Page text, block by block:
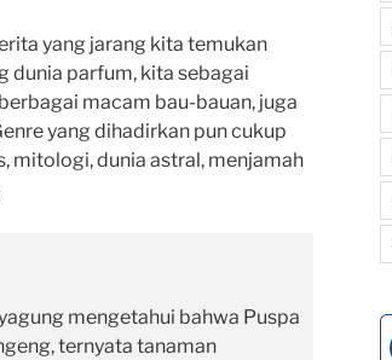
yang jarang kita temukan
dunia parfum, kita sebagai
macam bau-bauan, juga
yang dihadirkan pun cukup
mitologi, dunia astral, menjamah
mengetahui bahwa Puspa
ternyata tanaman